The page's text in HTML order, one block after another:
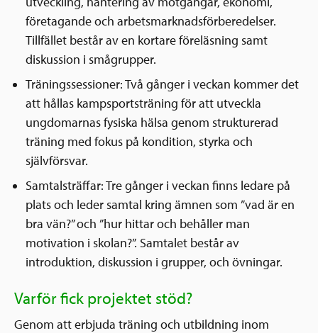
företagande och arbetsmarknadsförberedelser.
Tillfället består av en kortare föreläsning samt
diskussion i smågrupper.
Träningssessioner: Två gånger i veckan kommer det
att hållas kampsportsträning för att utveckla
ungdomarnas fysiska hälsa genom strukturerad
träning med fokus på kondition, styrka och
självförsvar.
Samtalsträffar: Tre gånger i veckan finns ledare på
plats och leder samtal kring ämnen som ”vad är en
bra vän?” och ”hur hittar och behåller man
motivation i skolan?”. Samtalet består av
introduktion, diskussion i grupper, och övningar.
Varför fick projektet stöd?
Genom att erbjuda träning och utbildning inom